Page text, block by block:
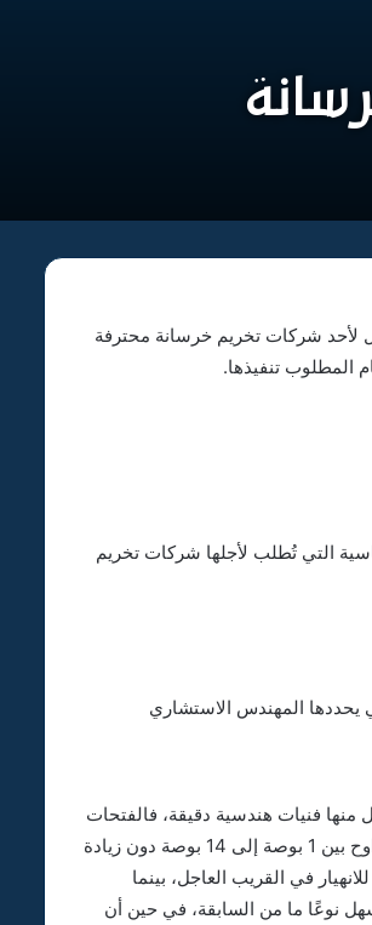
لأحد شركات تخريم خرسانة محترفة
المطلوب تنفيذها.
التي تُطلب لأجلها شركات تخريم
يحددها المهندس الاستشاري
منها فنيات هندسية دقيقة، فالفتحات
الخاصة بالسباكة والكهرباء والمكيفات تكون اسطوانية الشكل وبسُمك يتراوح بين 1 بوصة إلى 14 بوصة دون زيادة
للانهيار في القريب العاجل، بينما
نوعًا ما من السابقة، في حين أن